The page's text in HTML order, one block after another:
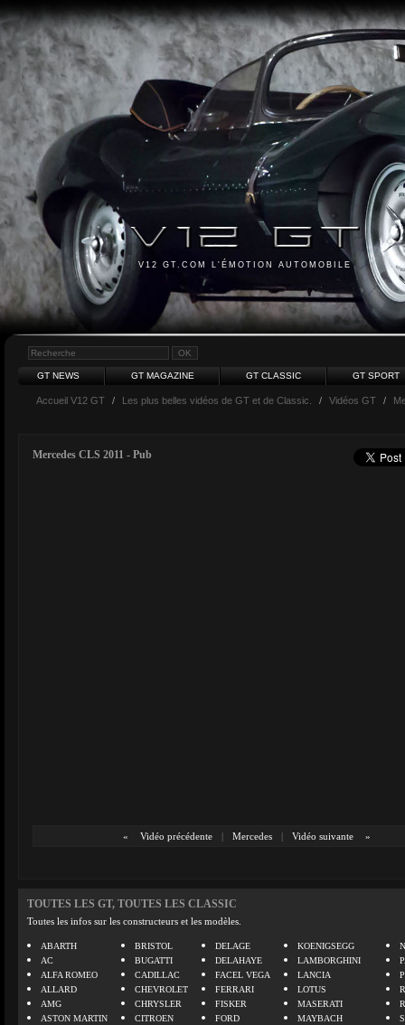
V12 GT.COM L'ÉMOTION AUTOMOBILE
GT NEWS GT MAGAZINE GT CLASSIC GT SPORT
Accueil V12 GT / Les plus belles vidéos de GT et de Classic. / Vidéos GT /
Mercedes CLS 2011 - Pub
« Vidéo précédente | Mercedes | Vidéo suivante »
TOUTES LES GT, TOUTES LES CLASSIC
Toutes les infos sur les constructeurs et les modèles.
ABARTH
AC
ALFA ROMEO
ALLARD
AMG
ASTON MARTIN
BRISTOL
BUGATTI
CADILLAC
CHEVROLET
CHRYSLER
CITROEN
DELAGE
DELAHAYE
FACEL VEGA
FERRARI
FISKER
FORD
KOENIGSEGG
LAMBORGHINI
LANCIA
LOTUS
MASERATI
MAYBACH